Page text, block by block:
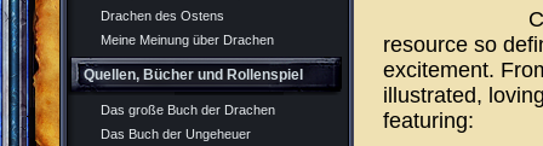
Drachen des Ostens
Meine Meinung über Drachen
Quellen, Bücher und Rollenspiel
Das große Buch der Drachen
Das Buch der Ungeheuer
resource so
excitement.
illustrated,
featuring: